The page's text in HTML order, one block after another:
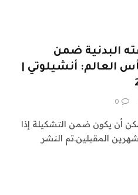
البدنية ضمن
العالم: أنشيلوتي |
0
أن يكون ضمن التشكيلة إذا
المقبلين.تم النشر